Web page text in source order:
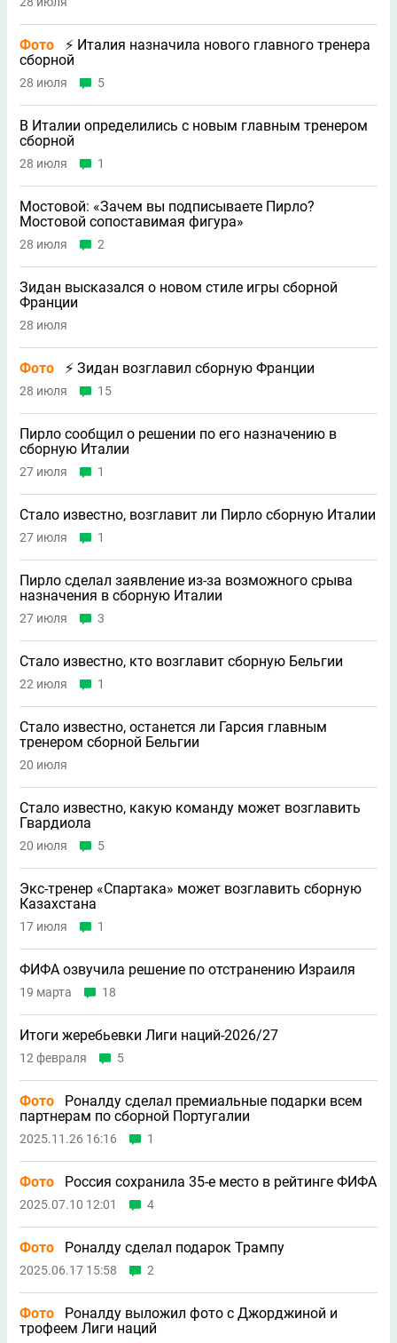
Фото
⚡ Италия назначила нового главного тренера
сборной
28 июля 5
В Италии определились с новым главным тренером
сборной
28 июля 1
Мостовой: «Зачем вы подписываете Пирло?
Мостовой сопоставимая фигура»
28 июля 2
Зидан высказался о новом стиле игры сборной
Франции
28 июля
Фото ⚡ Зидан возглавил сборную Франции
28 июля 15
Пирло сообщил о решении по его назначению в
сборную Италии
27 июля 1
Стало известно, возглавит ли Пирло сборную Италии
27 июля 1
Пирло сделал заявление из-за возможного срыва
назначения в сборную Италии
27 июля 3
Стало известно, кто возглавит сборную Бельгии
22 июля 1
Стало известно, останется ли Гарсия главным
тренером сборной Бельгии
20 июля
Стало известно, какую команду может возглавить
Гвардиола
20 июля 5
Экс-тренер «Спартака» может возглавить сборную
Казахстана
17 июля 1
ФИФА озвучила решение по отстранению Израиля
19 марта 18
Итоги жеребьевки Лиги наций-2026/27
12 февраля 5
Фото
Роналду сделал премиальные подарки всем
партнерам по сборной Португалии
2025.11.26 16:16 1
Фото Россия сохранила 35-е место в рейтинге ФИФА
2025.07.10 12:01 4
Фото Роналду сделал подарок Трампу
2025.06.17 15:58 2
Фото
Роналду выложил фото с Джорджиной и
трофеем Лиги наций